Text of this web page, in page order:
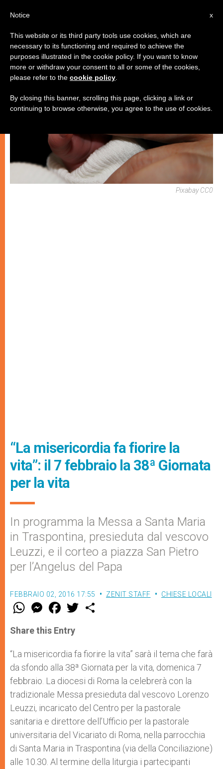
CHIESE LOCALI
Pixabay CC0
“La misericordia fa fiorire la
vita”: il 7 febbraio la 38ª Giornata
per la vita
In programma la Messa a Santa Maria
in Traspontina, presieduta dal vescovo
Leuzzi, e il corteo a piazza San Pietro
per l’Angelus del Papa
FEBBRAIO 02, 2016 17:55 ZENIT STAFF CHIESE LOCALI
W
t
s
p
p
M
e
s
e
g
e
r
F
a
e
b
o
k
w
r
Share this Entry
“La misericordia fa fiorire la vita” sarà il tema che farà
da sfondo alla 38ª Giornata per la vita, domenica 7
febbraio. La diocesi di Roma la celebrerà con la
tradizionale Messa presieduta dal vescovo Lorenzo
Leuzzi, incaricato del Centro per la pastorale
sanitaria e direttore dell’Ufficio per la pastorale
universitaria del Vicariato di Roma, nella parrocchia
di Santa Maria in Traspontina (via della Conciliazione)
alle 10.30. Al termine della liturgia i partecipanti
x
Notice
This website or its third party tools use cookies, which are
necessary to its functioning and required to achieve the
purposes illustrated in the cookie policy. If you want to know
more or withdraw your consent to all or some of the cookies,
please refer to the cookie policy
By closing this banner, scrolling this page, clicking a link or
continuing to browse otherwise, you agree to the use of cookies.